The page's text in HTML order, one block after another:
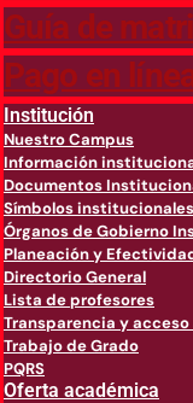
Guía de
Pago en
Institución
Nuestro Campus
Información
Documentos
Símbolos institucionales
Órganos de Gobierno
Planeación y
Directorio General
Lista de profesores
Transparencia y
Trabajo de Grado
PQRS
Oferta académica